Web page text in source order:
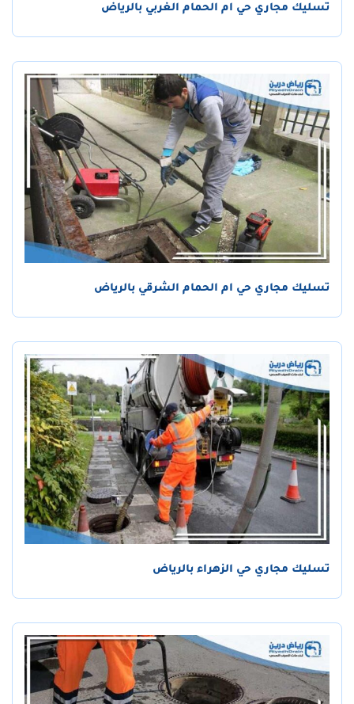
تسليك مجاري حي ام الحمام الغربي بالرياض
تسليك مجاري حي ام الحمام الشرقي بالرياض
تسليك مجاري حي الزهراء بالرياض